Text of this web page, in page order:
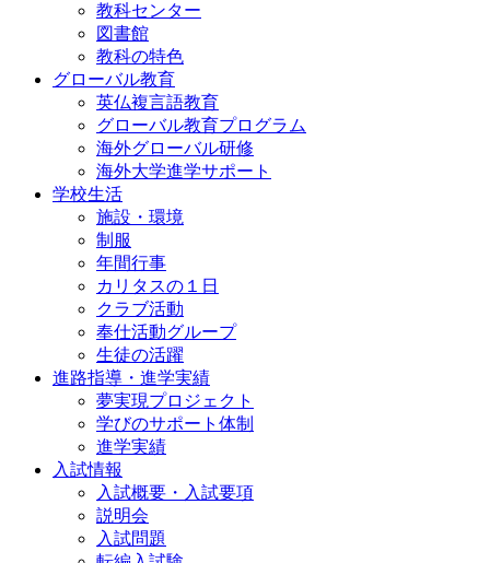
教科センター
図書館
教科の特色
グローバル教育
英仏複言語教育
グローバル教育プログラム
海外グローバル研修
海外大学進学サポート
学校生活
施設・環境
制服
年間行事
カリタスの１日
クラブ活動
奉仕活動グループ
生徒の活躍
進路指導・進学実績
夢実現プロジェクト
学びのサポート体制
進学実績
入試情報
入試概要・入試要項
説明会
入試問題